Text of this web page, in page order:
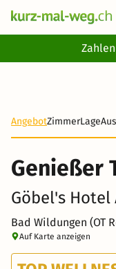
AngebotZimmerLage
Genießer
Göbel's Hotel
Bad Wildungen (OT
Auf Karte anzeigen